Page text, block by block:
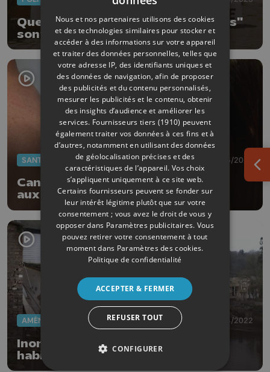
Quelle ville demain ? Les "Liégeois"
sont consultés
SANTÉ 13/05/2024
Cancer cutané: dépistage gratuit
aux galeries Saint-Lambert
01/04/2022
Inondations Chaudfontaine: 27
habitations en sursis
Nous et nos partenaires utilisons des cookies
et des technologies similaires pour stocker et
accéder à des informations sur votre appareil
et traiter des données personnelles, telles que
votre adresse IP, des identifiants uniques et
des données de navigation, afin de proposer
des publicités et du contenu personnalisés,
mesurer les publicités et le contenu, obtenir
des insights d’audience et améliorer les
services. Fournisseurs tiers (1910) peuvent
également traiter vos données à ces fins et à
d’autres, notamment en utilisant des données
de géolocalisation précises et des
caractéristiques de l’appareil. Vos choix
s’appliquent uniquement à ce site web.
Certains fournisseurs peuvent se fonder sur
leur intérêt légitime plutôt que sur votre
consentement ; vous avez le droit de vous y
opposer dans Paramètres publicitaires. Vous
pouvez retirer votre consentement à tout
moment dans Paramètres des cookies.
Politique de confidentialité
ACCEPTER & FERMER
REFUSER TOUT
CONFIGURER